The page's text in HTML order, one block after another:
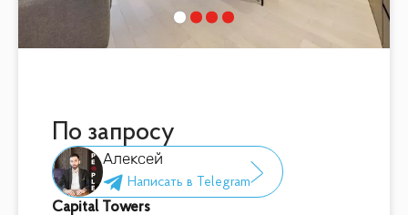
По запросу
Алексей
Capital Towers